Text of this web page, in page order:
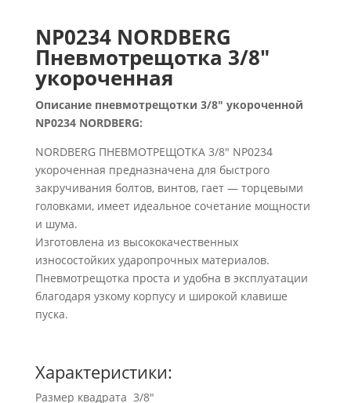
NP0234 NORDBERG
Пневмотрещотка 3/8″
укороченная
Описание пневмотрещотки 3/8″ укороченной
NP0234 NORDBERG:
NORDBERG ПНЕВМОТРЕЩОТКА 3/8″ NP0234
укороченная предназначена для быстрого
закручивания болтов, винтов, гает — торцевыми
головками, имеет идеальное сочетание мощности
и шума.
Изготовлена из высококачественных
износостойких ударопрочных материалов.
Пневмотрещотка проста и удобна в эксплуатации
благодаря узкому корпусу и широкой клавише
пуска.
Характеристики:
Размер квадрата 3/8″